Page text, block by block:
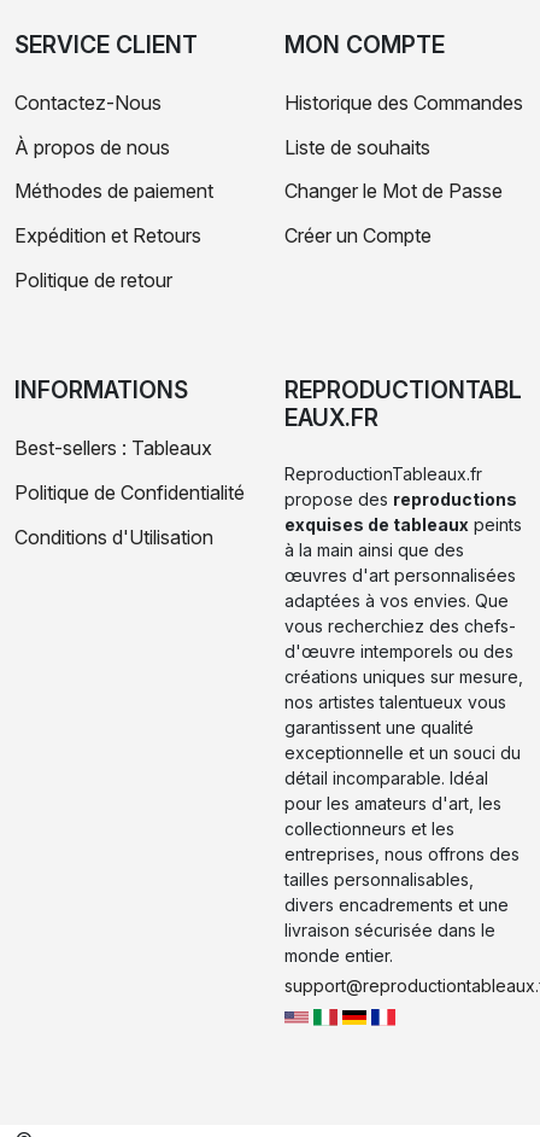
SERVICE CLIENT
Contactez-Nous
À propos de nous
Méthodes de paiement
Expédition et Retours
Politique de retour
MON COMPTE
Historique des Commandes
Liste de souhaits
Changer le Mot de Passe
Créer un Compte
INFORMATIONS
Best-sellers : Tableaux
Politique de Confidentialité
Conditions d'Utilisation
REPRODUCTIONTABL
EAUX.FR
ReproductionTableaux.fr
propose des reproductions
exquises de tableaux peints
à la main ainsi que des
œuvres d'art personnalisées
adaptées à vos envies. Que
vous recherchiez des chefs-
d'œuvre intemporels ou des
créations uniques sur mesure,
nos artistes talentueux vous
garantissent une qualité
exceptionnelle et un souci du
détail incomparable. Idéal
pour les amateurs d'art, les
collectionneurs et les
entreprises, nous offrons des
tailles personnalisables,
divers encadrements et une
livraison sécurisée dans le
monde entier.